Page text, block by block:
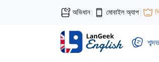
অভিধান| মোবাইল অ্যাপ|